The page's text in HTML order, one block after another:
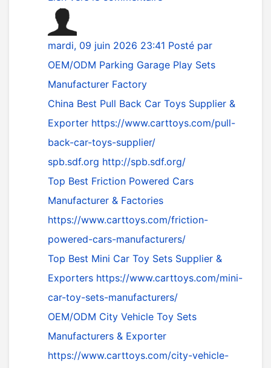
mardi, 09 juin 2026 23:41 Posté par
OEM/ODM Parking Garage Play Sets
Manufacturer Factory
China Best Pull Back Car Toys Supplier &
Exporter https://www.carttoys.com/pull-
back-car-toys-supplier/
spb.sdf.org http://spb.sdf.org/
Top Best Friction Powered Cars
Manufacturer & Factories
https://www.carttoys.com/friction-
powered-cars-manufacturers/
Top Best Mini Car Toy Sets Supplier &
Exporters https://www.carttoys.com/mini-
car-toy-sets-manufacturers/
OEM/ODM City Vehicle Toy Sets
Manufacturers & Exporter
https://www.carttoys.com/city-vehicle-